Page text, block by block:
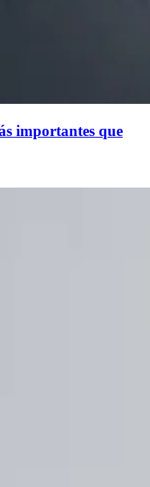
importantes que